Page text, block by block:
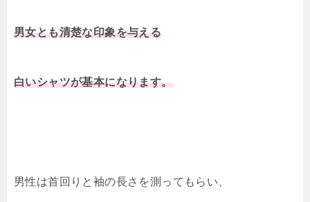
男女とも清楚な印象を与える
白いシャツが基本になります。
男性は首回りと袖の長さを測ってもらい、